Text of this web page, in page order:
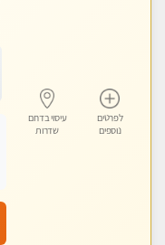
לפרטים
נוספים
עיסוי בדרום
שדרות